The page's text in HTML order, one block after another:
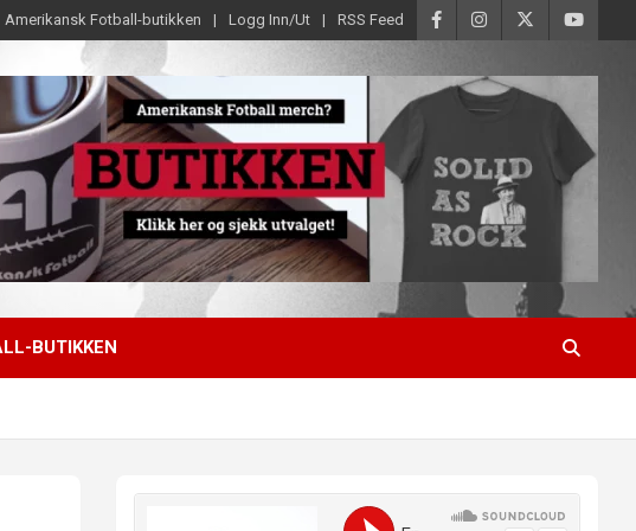
Amerikansk Fotball-butikken Logg Inn/Ut RSS Feed
BUTIKKEN